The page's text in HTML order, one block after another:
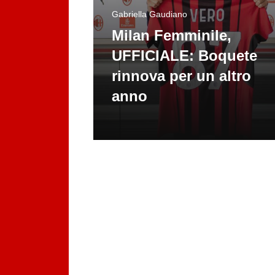
Gabriella Gaudiano
Milan Femminile,
UFFICIALE: Boquete
rinnova per un altro
anno